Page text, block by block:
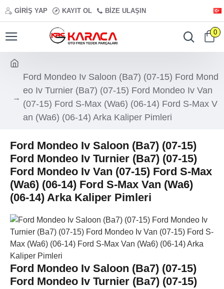
GIRIŞ YAP KAYIT OL BIZE ULAŞIN
0
Ford Mondeo Iv Saloon (Ba7) (07-15) Ford Mond
eo Iv Turnier (Ba7) (07-15) Ford Mondeo Iv Van
(07-15) Ford S-Max (Wa6) (06-14) Ford S-Max V
an (Wa6) (06-14) Arka Kaliper Pimleri
Ford Mondeo Iv Saloon (Ba7) (07-15)
Ford Mondeo Iv Turnier (Ba7) (07-15)
Ford Mondeo Iv Van (07-15) Ford S-Max
(Wa6) (06-14) Ford S-Max Van (Wa6)
(06-14) Arka Kaliper Pimleri
Ford Mondeo Iv Saloon (Ba7) (07-15)
Ford Mondeo Iv Turnier (Ba7) (07-15)